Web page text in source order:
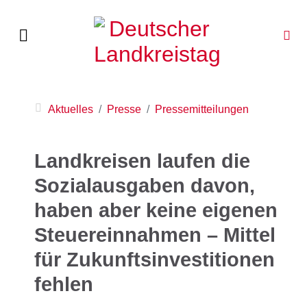
Aktuelles Presse Pressemitteilungen
Landkreisen laufen die
Sozialausgaben davon,
haben aber keine eigenen
Steuereinnahmen – Mittel
für Zukunftsinvestitionen
fehlen